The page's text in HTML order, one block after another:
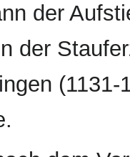
der
der